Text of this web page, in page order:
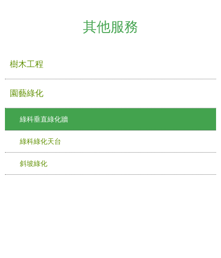
其他服務
樹木工程
園藝綠化
綠科垂直綠化牆
綠科綠化天台
斜坡綠化